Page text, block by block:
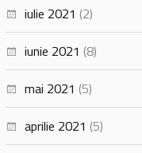
iulie 2021 (2)
iunie 2021 (8)
mai 2021 (5)
aprilie 2021 (5)